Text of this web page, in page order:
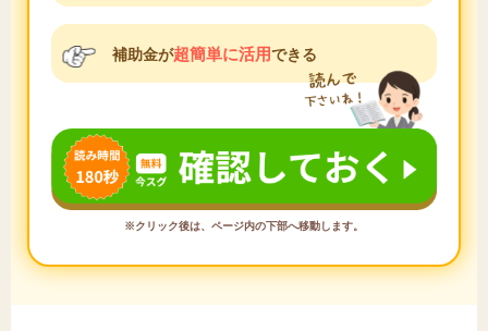
補助金が超簡単に活用できる
※クリック後は、ページ内の下部へ移動します。